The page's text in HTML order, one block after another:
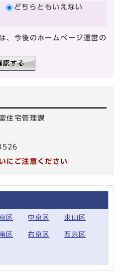
どちらともいえない
、今後のホームページ運営の
住宅管理課
にご注意ください
区 中京区 東山区
南区 右京区 西京区